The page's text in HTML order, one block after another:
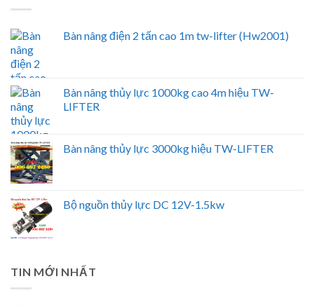
Bàn nâng điện 2 tấn cao 1m tw-lifter (Hw2001)
Bàn nâng thủy lực 1000kg cao 4m hiệu TW-
LIFTER
Bàn nâng thủy lực 3000kg hiệu TW-LIFTER
Bộ nguồn thủy lực DC 12V-1.5kw
TIN MỚI NHẤT